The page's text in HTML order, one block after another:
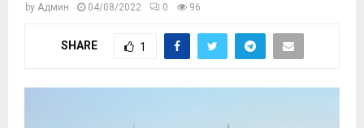
by Админ 04/08/2022 0 96
SHARE 1